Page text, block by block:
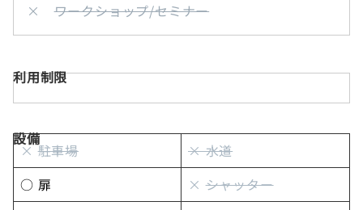
×ワークショップ/セミナー
利用制限
設備
×駐車場
× 水道
○ 扉
×シャッター